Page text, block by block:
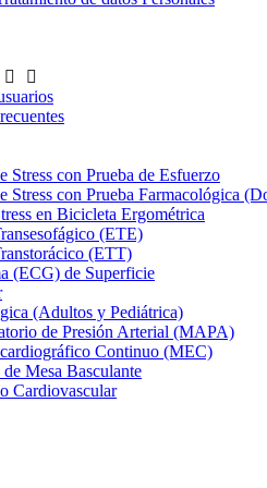
Stress con Prueba de Esfuerzo
Stress con Prueba Farmacológica
en Bicicleta Ergométrica
(ETE)
(ETT)
(ECG) de Superficie
(Adultos y Pediátrica)
de Presión Arterial (MAPA)
Continuo (MEC)
Mesa Basculante
Cardiovascular